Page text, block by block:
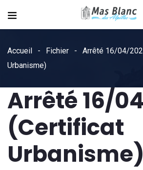
Accueil Fichier
Arrêté 16/04/
Urbanisme)
Arrêté 16/
(Certificat
Urbanisme)